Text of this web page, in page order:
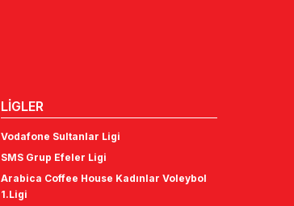
LİGLER
Vodafone Sultanlar Ligi
SMS Grup Efeler Ligi
Arabica Coffee House Kadınlar Voleybol
1.Ligi